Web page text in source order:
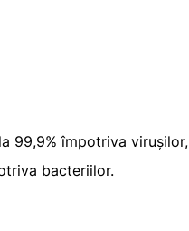
99,9% împotriva virușilor,
bacteriilor.